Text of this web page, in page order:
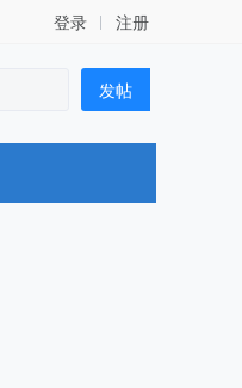
登录 注册
发帖